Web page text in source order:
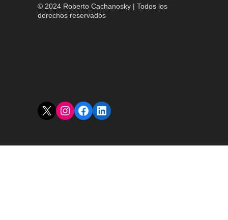
© 2024 Roberto Cachanosky | Todos los
derechos reservados
X Instagram
Facebook
LinkedIn